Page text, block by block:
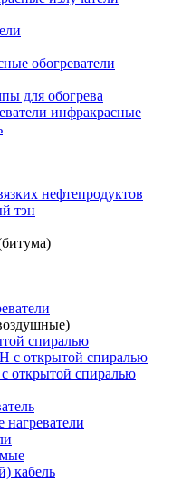
обогреватели
для обогрева
инфракрасные
нефтепродуктов
тэн
спиралью
с открытой спиралью
открытой спиралью
нагреватели
кабель